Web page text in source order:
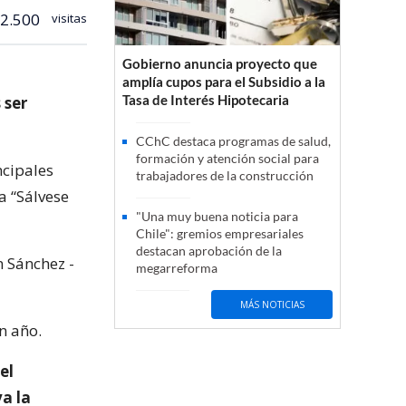
visitas
-
año.
la
Gobierno anuncia proyecto que
amplía cupos para el Subsidio a la
Tasa de Interés Hipotecaria
CChC destaca programas de salud,
formación y atención social para
trabajadores de la construcción
"Una muy buena noticia para
Chile": gremios empresariales
destacan aprobación de la
megarreforma
MÁS NOTICIAS